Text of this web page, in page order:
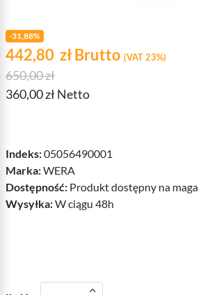
-31,88%
Cena
zł
442,80 złBrutto (VAT 23%)
Cena podstawowa
650,00 zł
360,00 zł Netto
Indeks:05056490001
Marka:WERA
Dostępność: Produkt dostępny na
Wysyłka:W ciągu 48h